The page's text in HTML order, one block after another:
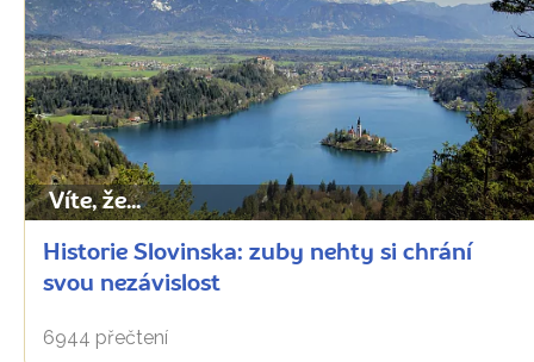
Víte, že...
Historie Slovinska: zuby nehty si chrání
svou nezávislost
6944 přečtení